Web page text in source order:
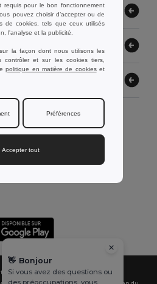
réservés
requis pour le bon fonctionnement
pouvez choisir d’accepter ou de
de cookies, tels que ceux utilisés
l'analyse et la publicité.
la façon dont nous utilisons les
contrôler et sur les cookies tiers,
politique en matière de cookieset
Préférences
Accepter tout
👋 Bonjour
Si vous avez des questions ou
des préoccupations, vous